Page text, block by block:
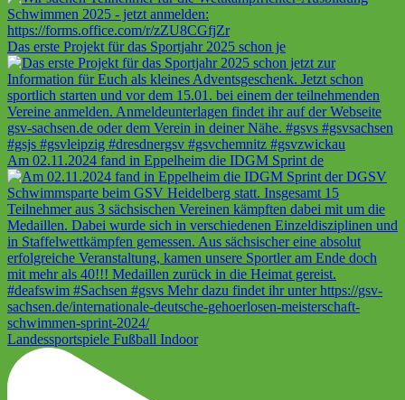
Das erste Projekt für das Sportjahr 2025 schon je
Am 02.11.2024 fand in Eppelheim die IDGM Sprint de
Landessportspiele Fußball Indoor